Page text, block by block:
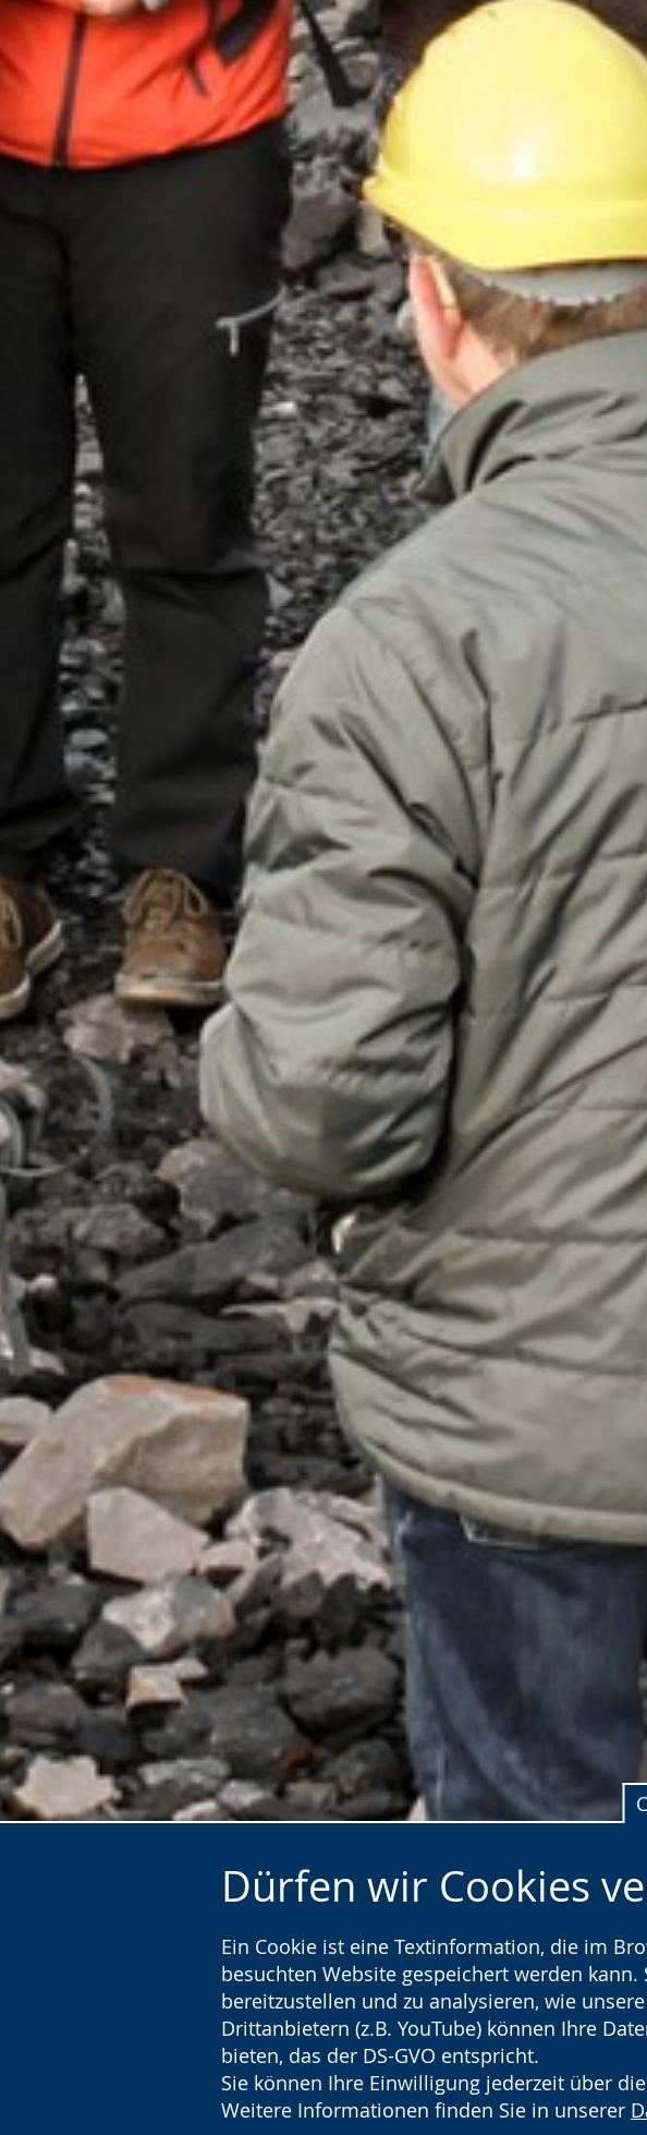
Dürfen wir Cookies
Ein Cookie ist eine Textinformation, die im
besuchten Website gespeichert werden
bereitzustellen und zu analysieren, wie
Drittanbietern (z.B. YouTube) können Ihre
bieten, das der DS-GVO entspricht.
Sie können Ihre Einwilligung jederzeit über
Weitere Informationen finden Sie in unserer
Kursleitung mit Kursteilnehmenden in